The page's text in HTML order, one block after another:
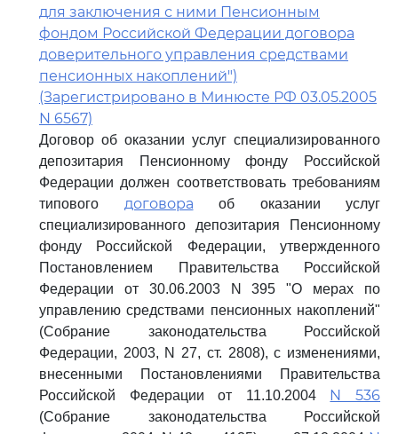
для заключения с ними Пенсионным
фондом Российской Федерации договора
доверительного управления средствами
пенсионных накоплений")
(Зарегистрировано в Минюсте РФ 03.05.2005
N 6567)
Договор об оказании услуг специализированного
депозитария Пенсионному фонду Российской
Федерации должен соответствовать требованиям
типового договора об оказании услуг
специализированного депозитария Пенсионному
фонду Российской Федерации, утвержденного
Постановлением Правительства Российской
Федерации от 30.06.2003 N 395 "О мерах по
управлению средствами пенсионных накоплений"
(Собрание законодательства Российской
Федерации, 2003, N 27, ст. 2808), с изменениями,
внесенными Постановлениями Правительства
Российской Федерации от 11.10.2004 N 536
(Собрание законодательства Российской